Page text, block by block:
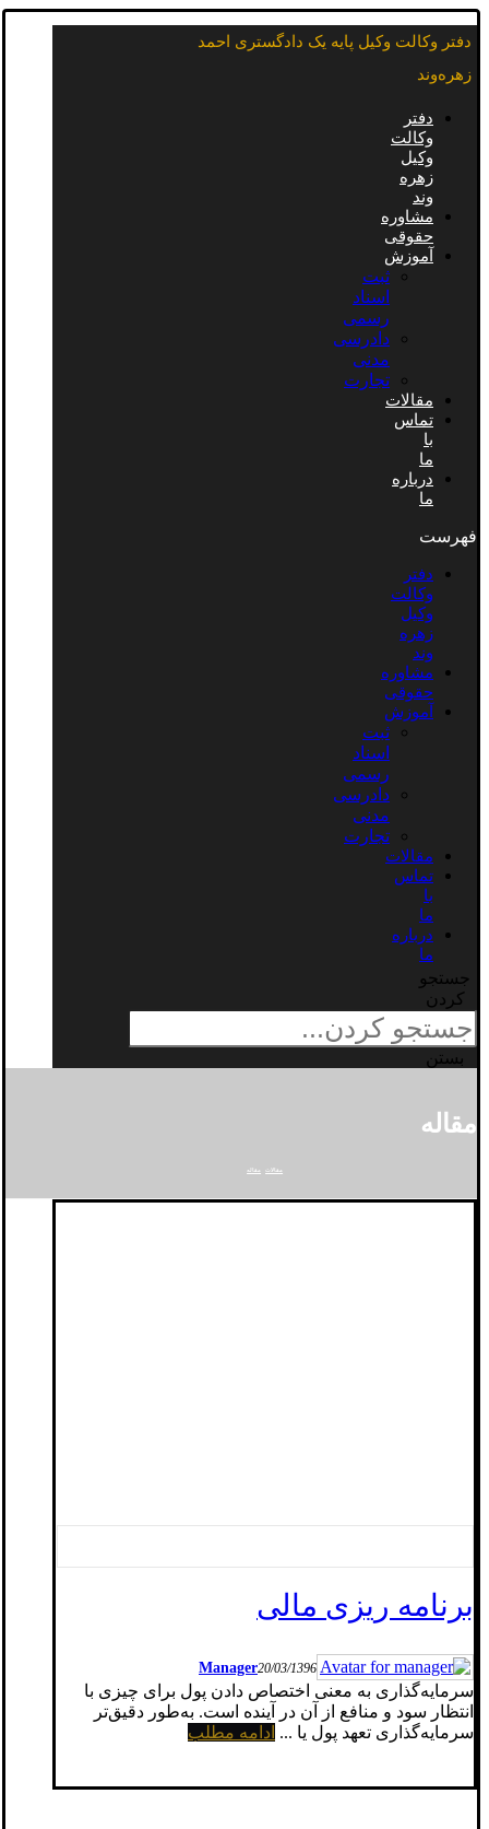
دفتر وکالت وکیل پایه یک دادگستری احمد
زهره‌وند
دفتر
وکالت
وکیل
زهره
وند
مشاوره
حقوقی
آموزش
ثبت
اسناد
رسمی
دادرسی
مدنی
تجارت
مقالات
تماس
با
ما
درباره
ما
فهرست
دفتر
وکالت
وکیل
زهره
وند
مشاوره
حقوقی
آموزش
ثبت
اسناد
رسمی
دادرسی
مدنی
تجارت
مقالات
تماس
با
ما
درباره
ما
جستجو
کردن
بستن
مقاله
مقالات مقاله
برنامه ریزی مالی
Manager20/03/1396
سرمایه‌گذاری به معنی اختصاص دادن پول برای چیزی با
انتظار سود و منافع از آن در آینده است. به‌طور دقیق‌تر
سرمایه‌گذاری تعهد پول یا ... ادامه مطلب